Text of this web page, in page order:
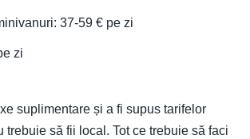
37-59 € pe zi
zi
suplimentare și a fi supus tarifelor
trebuie să fii local. Tot ce trebuie să faci